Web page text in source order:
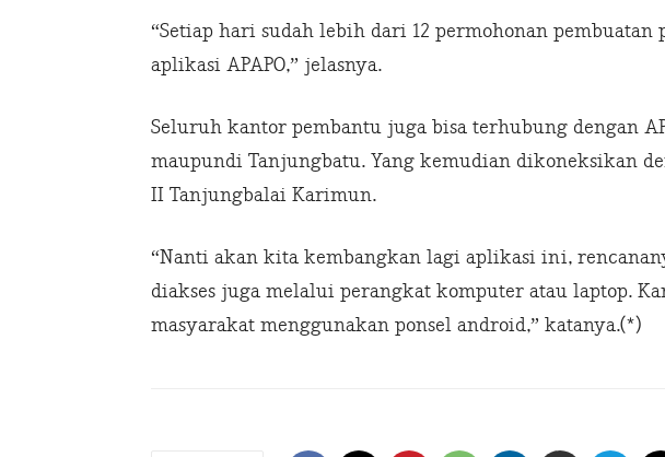
“Setiap hari sudah lebih dari 12 permohonan pembuatan
aplikasi APAPO,” jelasnya.
Seluruh kantor pembantu juga bisa terhubung dengan
maupundi Tanjungbatu. Yang kemudian dikoneksikan
II Tanjungbalai Karimun.
“Nanti akan kita kembangkan lagi aplikasi ini,
diakses juga melalui perangkat komputer atau laptop.
masyarakat menggunakan ponsel android,” katanya.(*)